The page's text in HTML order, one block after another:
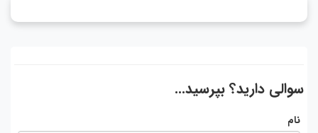
سوالی دارید؟ بپرسید...
نام